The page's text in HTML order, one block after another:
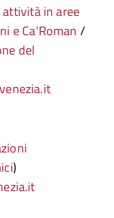
in aree
e Ca'Roman /
del
)